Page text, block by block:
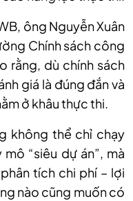
ông Nguyễn Xuân
Chính sách công
rằng, dù chính sách
giá là đúng đắn và
ở khâu thực thi.
không thể chỉ chạy
“siêu dự án”, mà
tích chi phí – lợi
nào cũng muốn có